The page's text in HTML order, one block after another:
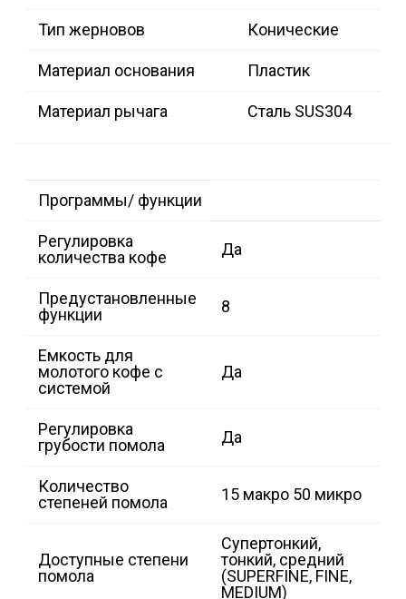
Тип жерновов Конические
Материал основания Пластик
Материал рычага Сталь SUS304
Программы/ функции
Регулировка
количества кофе
Да
Предустановленные
функции
8
Емкость для
молотого кофе с
системой
Да
Регулировка
грубости помола
Да
Количество
степеней помола
15 макро 50 микро
Доступные степени
помола
Супертонкий,
тонкий, средний
(SUPERFINE, FINE,
MEDIUM)